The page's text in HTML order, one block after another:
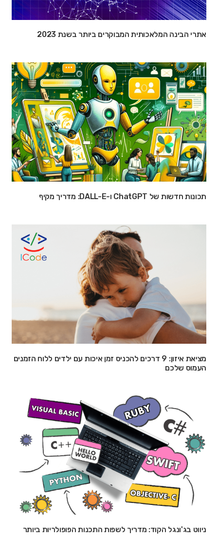
אתרי הבינה המלאכותית המבוקרים ביותר בשנת 2023
תכונות חדשות של ChatGPT ו-DALL-E: מדריך מקיף
מציאת איזון: 9 דרכים להכניס זמן איכות עם ילדים ללוח הזמנים
העמוס שלכם
ניווט בג'ונגל הקוד: מדריך לשפות התכנות הפופולריות ביותר